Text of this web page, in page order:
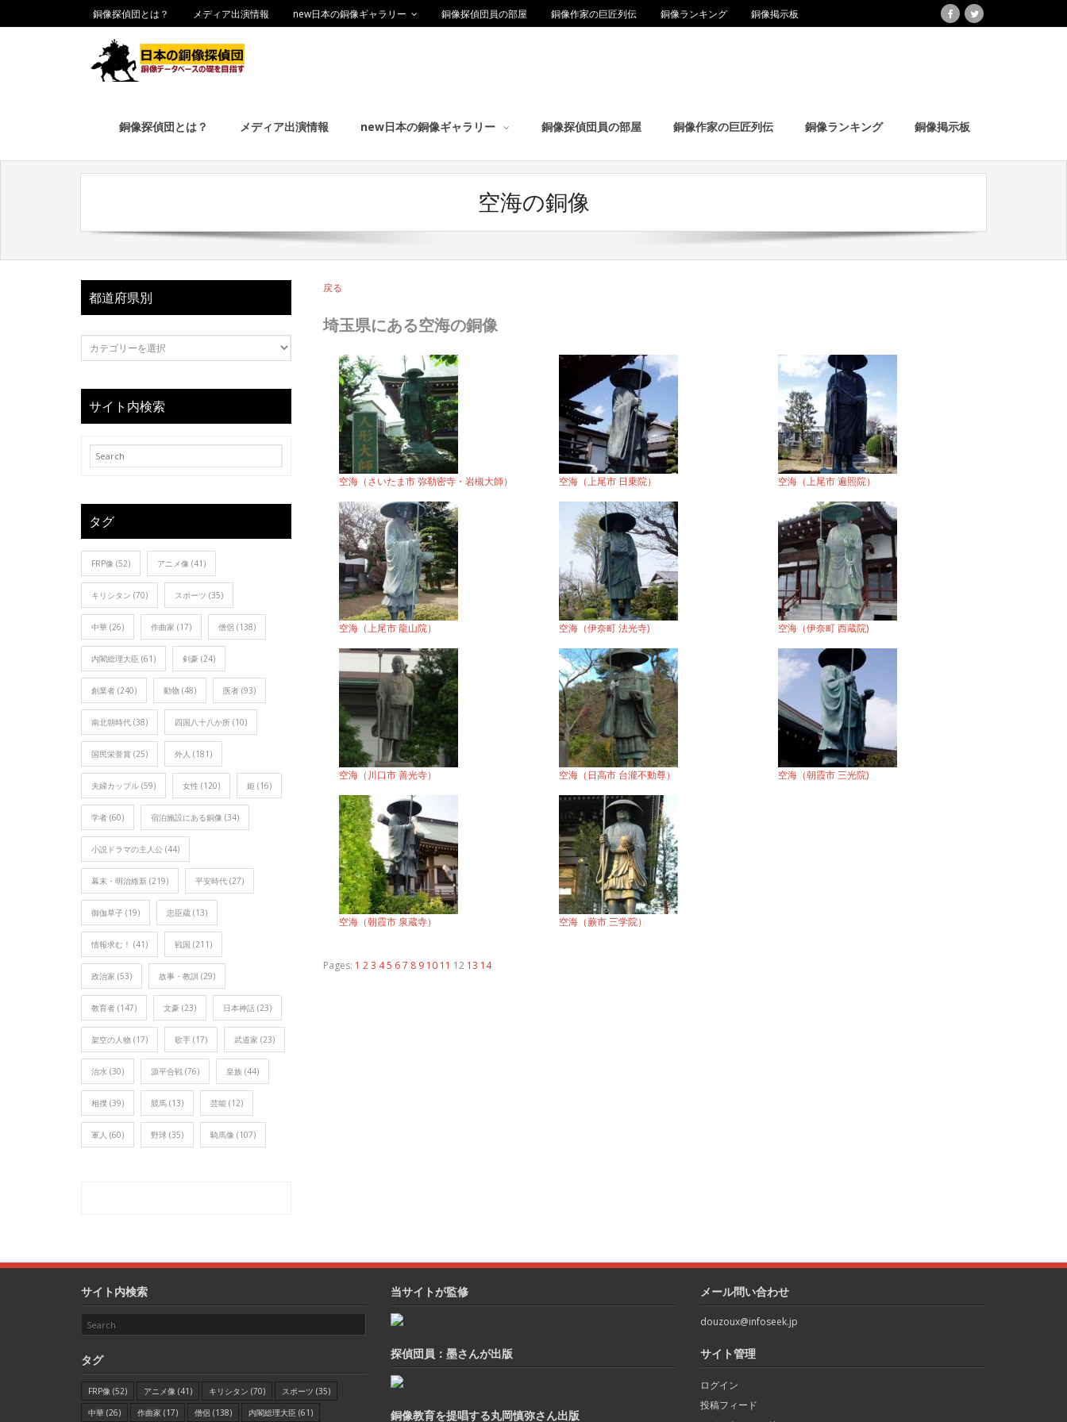
銅像探偵団とは？ メディア出演情報 new日本の銅像ギャラリー 銅像探偵団員の部屋 銅像作家の巨匠列伝 銅像ランキング 銅像掲示板
銅像探偵団とは？ メディア出演情報 new日本の銅像ギャラリー 銅像探偵団員の部屋 銅像作家の巨匠列伝 銅像ランキング 銅像掲示板
空海の銅像
戻る
埼玉県にある空海の銅像
空海（さいたま市 弥勒密寺・岩槻大師） 空海（上尾市 日乗院） 空海（上尾市 遍照院）
空海（上尾市 龍山院） 空海（伊奈町 法光寺) 空海（伊奈町 西蔵院)
空海（川口市 善光寺） 空海（日高市 台瀧不動尊） 空海（朝霞市 三光院)
空海（朝霞市 泉蔵寺） 空海（蕨市 三学院）
Pages: 1 23 45 67 8 9 10 11 12 13 14
都道府県別
サイト内検索
タグ
FRP像 (52) アニメ像 (41)
キリシタン (70) スポーツ (35)
中華 (26) 作曲家 (17) 僧侶 (138)
内閣総理大臣 (61) 剣豪 (24)
創業者 (240) 動物 (48) 医者 (93)
南北朝時代 (38) 四国八十八か所 (10)
国民栄誉賞 (25) 外人 (181)
夫婦カップル (59) 女性 (120) 姫 (16)
学者 (60) 宿泊施設にある銅像 (34)
小説ドラマの主人公 (44)
幕末・明治維新 (219) 平安時代 (27)
御伽草子 (19) 忠臣蔵 (13)
情報求む！ (41) 戦国 (211)
政治家 (53) 故事・教訓 (29)
教育者 (147) 文豪 (23) 日本神話 (23)
架空の人物 (17) 歌手 (17) 武道家 (23)
治水 (30) 源平合戦 (76) 皇族 (44)
相撲 (39) 競馬 (13) 芸能 (12)
軍人 (60) 野球 (35) 騎馬像 (107)
サイト内検索
タグ
FRP像 (52) アニメ像 (41) キリシタン (70) スポーツ (35)
中華 (26) 作曲家 (17) 僧侶 (138) 内閣総理大臣 (61)
当サイトが監修
探偵団員：墨さんが出版
銅像教育を提唱する丸岡慎弥さん出版
メール問い合わせ
douzoux@infoseek.jp
サイト管理
ログイン
投稿フィード